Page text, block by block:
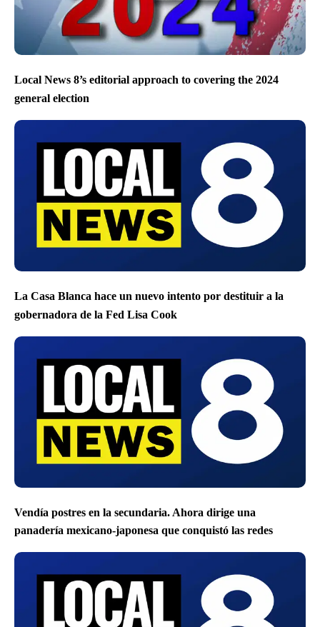
Local News 8’s editorial approach to covering the 2024
general election
La Casa Blanca hace un nuevo intento por destituir a la
gobernadora de la Fed Lisa Cook
Vendía postres en la secundaria. Ahora dirige una
panadería mexicano-japonesa que conquistó las redes